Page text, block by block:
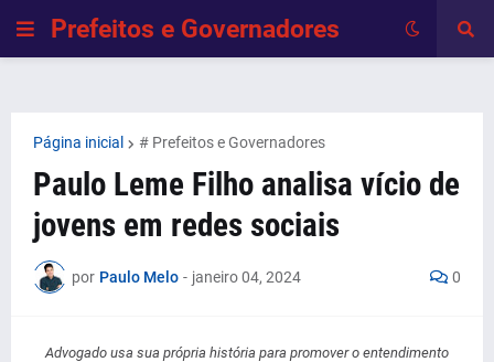
Prefeitos e Governadores
Página inicial # Prefeitos e Governadores
Paulo Leme Filho analisa vício de
jovens em redes sociais
por Paulo Melo - janeiro 04, 2024 0
Advogado usa sua própria história para promover o entendimento